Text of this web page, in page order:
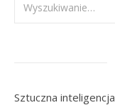
Sztuczna